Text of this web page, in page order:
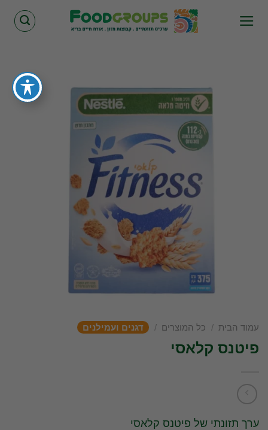
עמוד הבית / כל המוצרים / דגנים ועמילנים
פיטנס קלאסי
ערך תזונתי של פיטנס קלאסי